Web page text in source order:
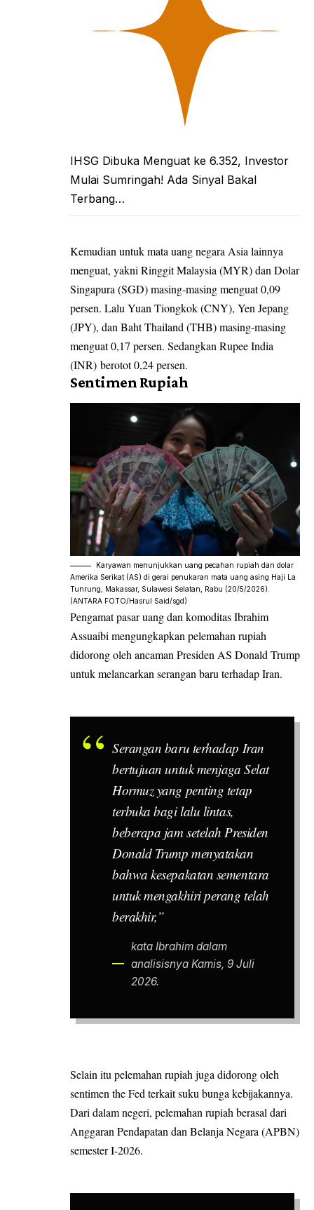
IHSG Dibuka Menguat ke 6.352, Investor
Mulai Sumringah! Ada Sinyal Bakal
Terbang…
Kemudian untuk mata uang negara Asia lainnya
menguat, yakni Ringgit Malaysia (MYR) dan Dolar
Singapura (SGD) masing-masing menguat 0,09
persen. Lalu Yuan Tiongkok (CNY), Yen Jepang
(JPY), dan Baht Thailand (THB) masing-masing
menguat 0,17 persen. Sedangkan Rupee India
(INR) berotot 0,24 persen.
Sentimen Rupiah
Karyawan menunjukkan uang pecahan rupiah dan dolar
Amerika Serikat (AS) di gerai penukaran mata uang asing Haji La
Tunrung, Makassar, Sulawesi Selatan, Rabu (20/5/2026).
(ANTARA FOTO/Hasrul Said/sgd)
Pengamat pasar uang dan komoditas Ibrahim
Assuaibi mengungkapkan pelemahan rupiah
didorong oleh ancaman Presiden AS Donald Trump
untuk melancarkan serangan baru terhadap Iran.
Serangan baru terhadap Iran
bertujuan untuk menjaga Selat
Hormuz yang penting tetap
terbuka bagi lalu lintas,
beberapa jam setelah Presiden
Donald Trump menyatakan
bahwa kesepakatan sementara
untuk mengakhiri perang telah
berakhir,”
kata Ibrahim dalam
analisisnya Kamis, 9 Juli
2026.
Selain itu pelemahan rupiah juga didorong oleh
sentimen the Fed terkait suku bunga kebijakannya.
Dari dalam negeri, pelemahan rupiah berasal dari
Anggaran Pendapatan dan Belanja Negara (APBN)
semester I-2026.